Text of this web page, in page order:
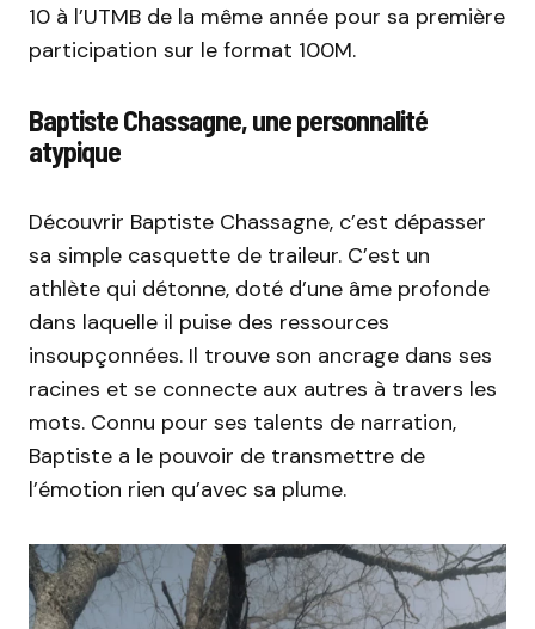
10 à l’UTMB de la même année pour sa première
participation sur le format 100M.
Baptiste Chassagne, une personnalité
atypique
Découvrir Baptiste Chassagne, c’est dépasser
sa simple casquette de traileur. C’est un
athlète qui détonne, doté d’une âme profonde
dans laquelle il puise des ressources
insoupçonnées. Il trouve son ancrage dans ses
racines et se connecte aux autres à travers les
mots. Connu pour ses talents de narration,
Baptiste a le pouvoir de transmettre de
l’émotion rien qu’avec sa plume.